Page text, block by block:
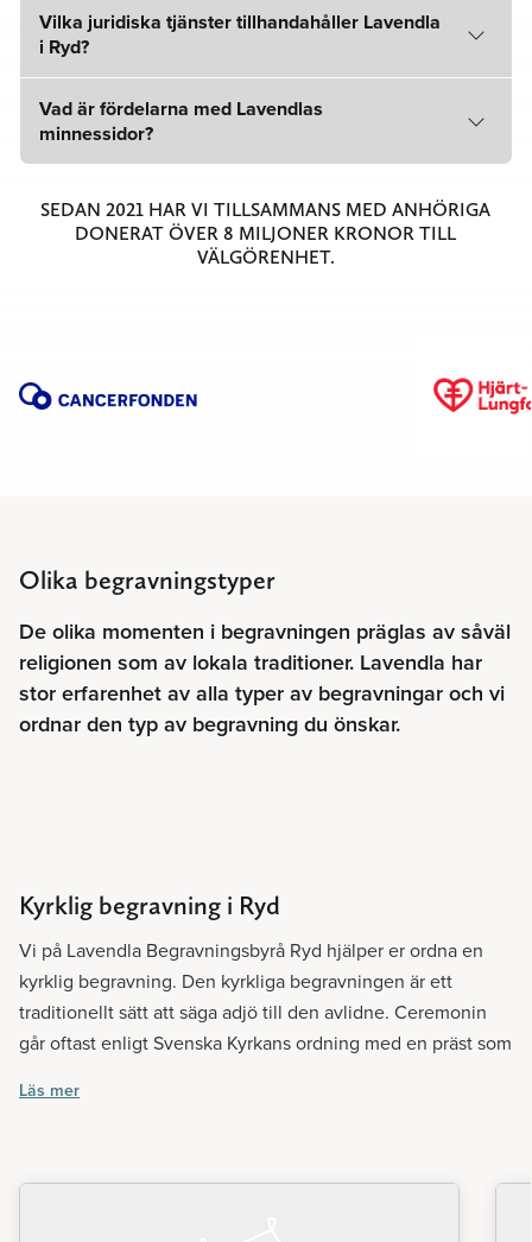
Vilka juridiska tjänster tillhandahåller Lavendla
i Ryd?
Vad är fördelarna med Lavendlas
minnessidor?
SEDAN 2021 HAR VI TILLSAMMANS MED ANHÖRIGA
DONERAT ÖVER 8 MILJONER KRONOR TILL
VÄLGÖRENHET.
Olika begravningstyper
De olika momenten i begravningen präglas av såväl
religionen som av lokala traditioner. Lavendla har
stor erfarenhet av alla typer av begravningar och vi
ordnar den typ av begravning du önskar.
Kyrklig begravning i Ryd
Vi på Lavendla Begravningsbyrå Ryd hjälper er ordna en
kyrklig begravning. Den kyrkliga begravningen är ett
traditionellt sätt att säga adjö till den avlidne. Ceremonin
går oftast enligt Svenska Kyrkans ordning med en präst som
Det finns även många andra kyrkliga samfund, så som
Läs mer